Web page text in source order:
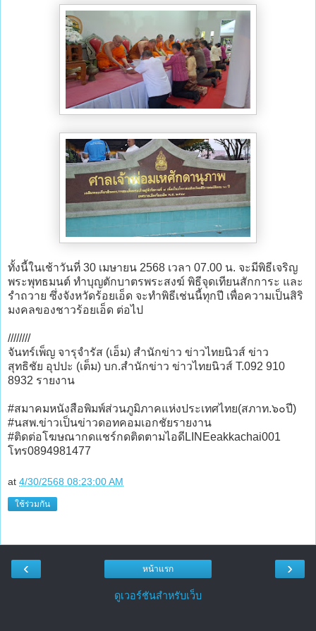
ทั้งนี้ในเช้าวันที่ 30 เมษายน 2568 เวลา 07.00 น. จะมีพิธีเจริญ
พระพุทธมนต์ ทำบุญตักบาตรพระสงฆ์ พิธีจุดเทียนสักการะ และ
รำถวาย ซึ่งจังหวัดร้อยเอ็ด จะทำพิธีเช่นนี้ทุกปี เพื่อความเป็นสิริ
มงคลของชาวร้อยเอ็ด ต่อไป
////////
จันทร์เพ็ญ จารุจำรัส (เอ็ม) สำนักข่าว ข่าวไทยนิวส์ ข่าว
สุทธิชัย อุปปะ (เต็ม) บก.สำนักข่าว ข่าวไทยนิวส์ T.092 910
8932 รายงาน
#สมาคมหนังสือพิมพ์ส่วนภูมิภาคแห่งประเทศไทย(สภาท.๖๐ปี)
#นสพ.ข่าวเป็นข่าวดอทคอมเอกชัยรายงาน
#ติดต่อโฆษณากดแชร์กดติดตามไอดีLINEeakkachai001
โทร0894981477
at 4/30/2568 08:23:00 AM
ใช้ร่วมกัน
‹ ›
หน้าแรก
ดูเวอร์ชันสำหรับเว็บ